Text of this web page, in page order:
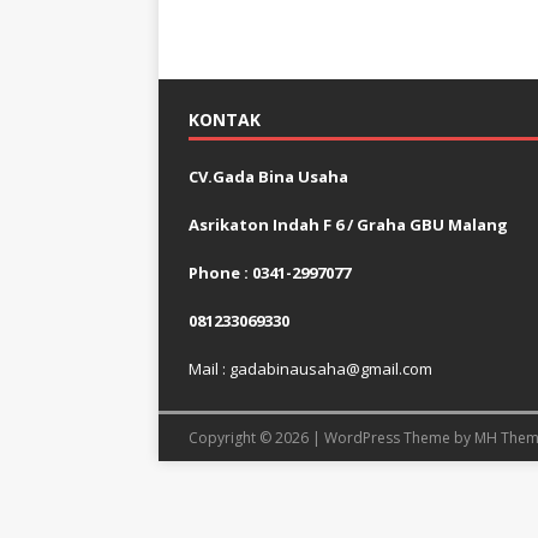
KONTAK
CV.Gada Bina Usaha
Asrikaton Indah F 6 / Graha GBU Malang
Phone : 0341-2997077
081233069330
Mail : gadabinausaha@gmail.com
Copyright © 2026 | WordPress Theme by MH